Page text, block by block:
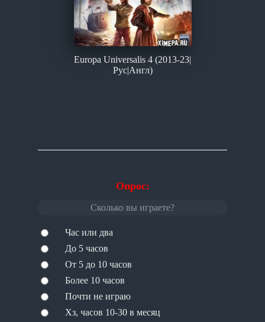
Опрос:
Сколько вы играете?
Час или два
До 5 часов
От 5 до 10 часов
Более 10 часов
Почти не играю
Хз, часов 10-30 в месяц
Europa Universalis 4 (2013-23|
Рус|Англ)